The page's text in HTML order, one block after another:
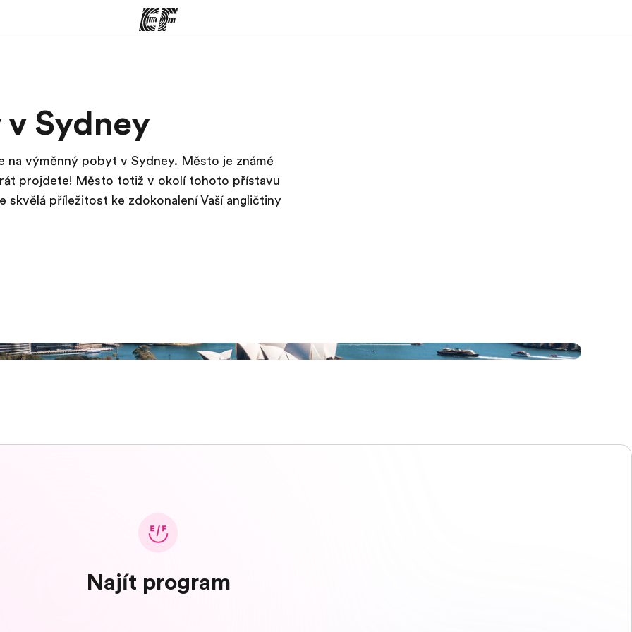
všechno
Najděte nejbližší kancelář
Sydney
na výměnný pobyt v Sydney. Město je známé
projdete! Město totiž v okolí tohoto přístavu
příležitost ke zdokonalení Vaší angličtiny
Najít program